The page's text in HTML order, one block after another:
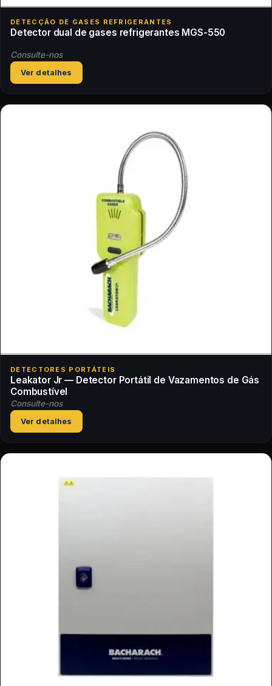
DETECÇÃO DE GASES REFRIGERANTES
Detector dual de gases refrigerantes MGS-550
Consulte-nos
Ver detalhes
DETECTORES PORTÁTEIS
Leakator Jr — Detector Portátil de Vazamentos de Gás
Combustível
Consulte-nos
Ver detalhes